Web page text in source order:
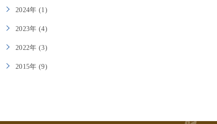
2024年 (1)
2023年 (4)
2022年 (3)
2015年 (9)